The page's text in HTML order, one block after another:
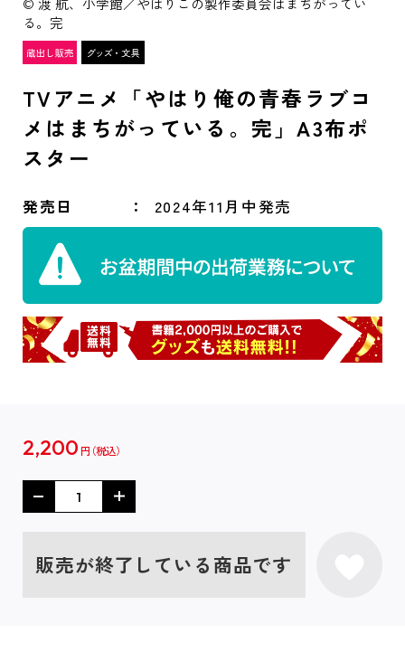
る。完
TVアニメ「やはり俺の青春ラブコ
メはまちがっている。完」A3布ポ
スター
発売日 2024年11月中発売
2,200 円
販売が終了している商品です